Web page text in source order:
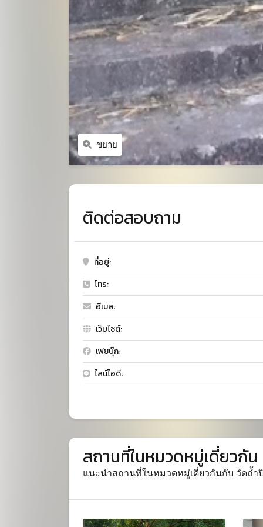
ขยาย
ติดต่อสอบถาม
ที่อยู่:
โทร:
อีเมล:
เว็บไซต์:
เฟซบุ๊ก:
ไลน์ไอดี:
สถานที่ในหมวดหมู่เดี่ยวกัน
แนะนำสถานที่ในหมวดหมู่เดี่ยวกันกับ วัดถ้ำ